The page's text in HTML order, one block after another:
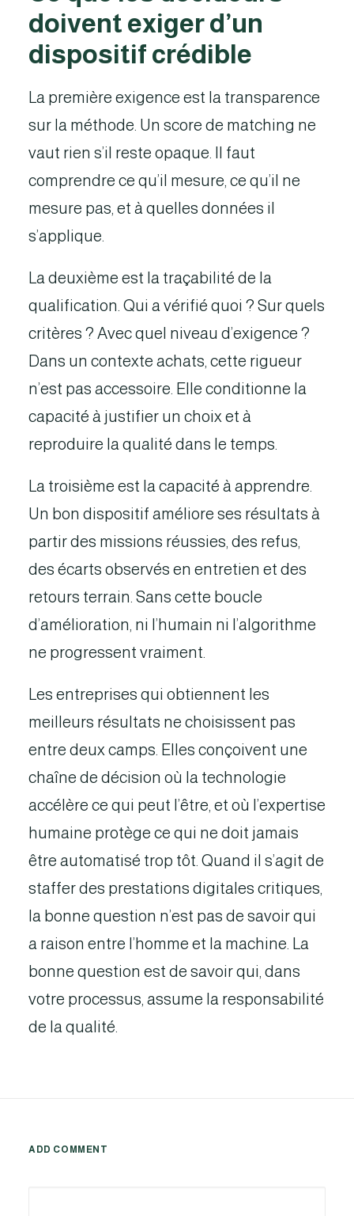
doivent exiger d’un
dispositif crédible
La première exigence est la transparence
sur la méthode. Un score de matching ne
vaut rien s’il reste opaque. Il faut
comprendre ce qu’il mesure, ce qu’il ne
mesure pas, et à quelles données il
s’applique.
La deuxième est la traçabilité de la
qualification. Qui a vérifié quoi ? Sur quels
critères ? Avec quel niveau d’exigence ?
Dans un contexte achats, cette rigueur
n’est pas accessoire. Elle conditionne la
capacité à justifier un choix et à
reproduire la qualité dans le temps.
La troisième est la capacité à apprendre.
Un bon dispositif améliore ses résultats à
partir des missions réussies, des refus,
des écarts observés en entretien et des
retours terrain. Sans cette boucle
d’amélioration, ni l’humain ni l’algorithme
ne progressent vraiment.
Les entreprises qui obtiennent les
meilleurs résultats ne choisissent pas
entre deux camps. Elles conçoivent une
chaîne de décision où la technologie
accélère ce qui peut l’être, et où l’expertise
humaine protège ce qui ne doit jamais
être automatisé trop tôt. Quand il s’agit de
staffer des prestations digitales critiques,
la bonne question n’est pas de savoir qui
a raison entre l’homme et la machine. La
bonne question est de savoir qui, dans
votre processus, assume la responsabilité
de la qualité.
ADD COMMENT